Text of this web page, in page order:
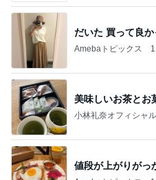
だいた 買って良
Amebaトピックス
美味しいお茶とお
小林礼奈オフィシャ
値段が上がりがっ